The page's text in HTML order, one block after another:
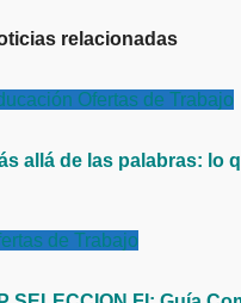
relacionadas
Ofertas de Trabajo
allá de las palabras: lo
de Trabajo